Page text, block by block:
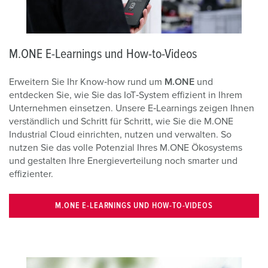
M.ONE E-Learnings und How-to-Videos
Erweitern Sie Ihr Know‑how rund um M.ONE und
entdecken Sie, wie Sie das IoT‑System effizient in Ihrem
Unternehmen einsetzen. Unsere E‑Learnings zeigen Ihnen
verständlich und Schritt für Schritt, wie Sie die M.ONE
Industrial Cloud einrichten, nutzen und verwalten. So
nutzen Sie das volle Potenzial Ihres M.ONE Ökosystems
und gestalten Ihre Energieverteilung noch smarter und
effizienter.
M.ONE E-LEARNINGS UND HOW-TO-VIDEOS